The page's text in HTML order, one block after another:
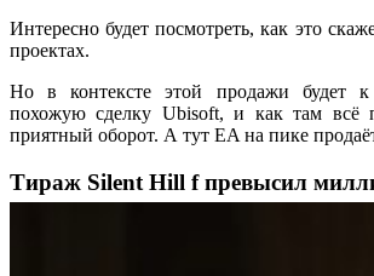
Интересно будет посмотреть, как это
проектах.
Но в контексте этой продажи будет к
похожую сделку Ubisoft, и как там всё
приятный оборот. А тут EA на пике
Тираж Silent Hill f превысил